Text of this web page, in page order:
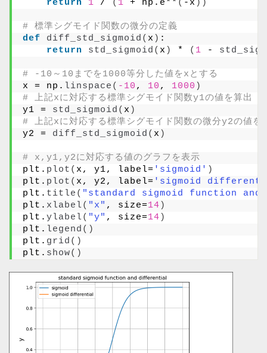
return 1 / ( 1 + np.e** ( -x ))
# 標準シグモイド関数の微分の定義
def
diff_std_sigmoid ( x ) :
return
std_sigmoid ( x ) * ( 1 -
# -10～10までを1000等分した値をxとする
x = np. linspace ( -10 , 10 , 1000 )
# 上記xに対応する標準シグモイド関数y1の値を算出
y1 = std_sigmoid ( x )
# 上記xに対応する標準シグモイド関数の微分y2の値を
y2 = diff_std_sigmoid ( x )
# x,y1,y2に対応する値のグラフを表示
plt. plot ( x, y1, label= 'sigmoid' )
plt. plot ( x, y2, label= 'sigmoid
plt. title ( "standard sigmoid function
plt. xlabel( "x" , size=14 )
plt. ylabel( "y" , size=14 )
plt. legend ()
plt. grid ()
plt. show()